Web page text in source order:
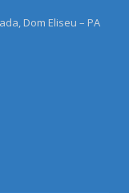
Dom Eliseu – PA